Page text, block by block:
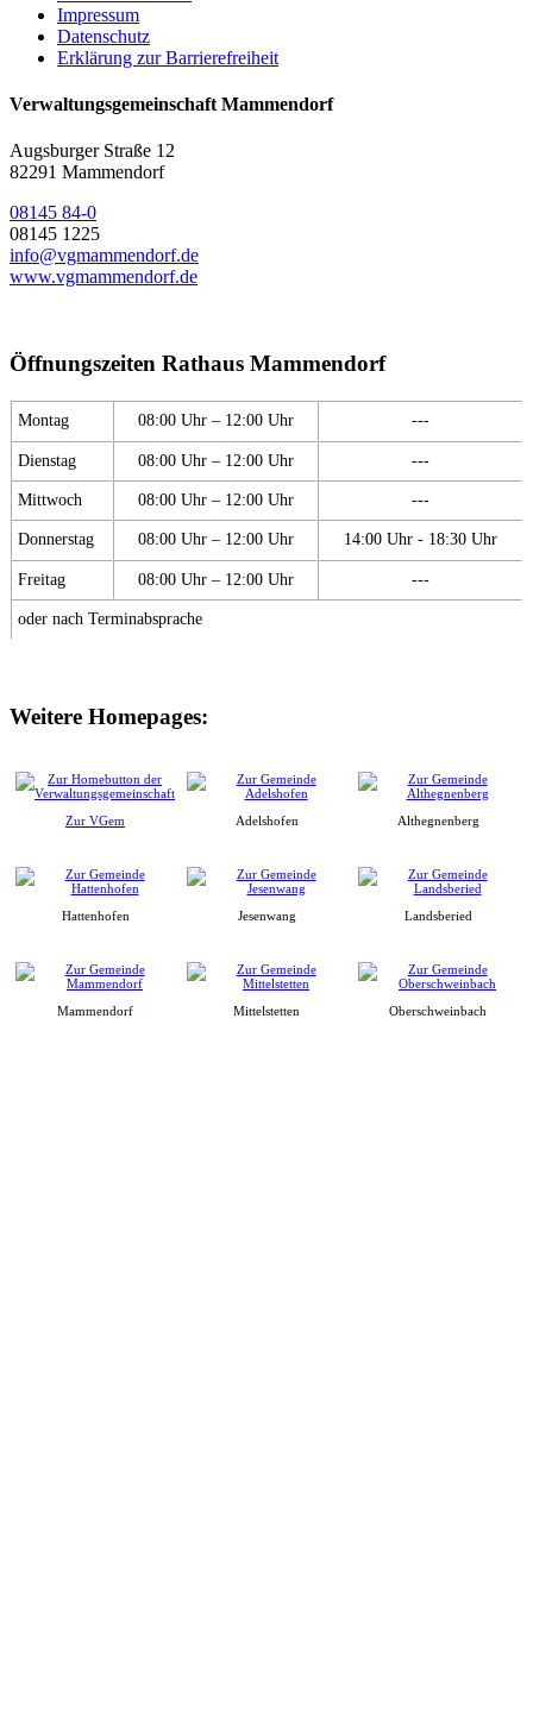
Impressum
Datenschutz
Erklärung zur Barrierefreiheit
Verwaltungsgemeinschaft Mammendorf
Augsburger Straße 12
82291 Mammendorf
08145 84-0
08145 1225
info@vgmammendorf.de
www.vgmammendorf.de
Öffnungszeiten Rathaus Mammendorf
Montag 08:00 Uhr – 12:00 Uhr ---
Dienstag 08:00 Uhr – 12:00 Uhr ---
Mittwoch 08:00 Uhr – 12:00 Uhr ---
Donnerstag 08:00 Uhr – 12:00 Uhr 14:00 Uhr - 18:30 Uhr
Freitag 08:00 Uhr – 12:00 Uhr ---
oder nach Terminabsprache
Weitere Homepages:
Zur VGem Adelshofen Althegnenberg
Hattenhofen Jesenwang Landsberied
Mammendorf Mittelstetten Oberschweinbach